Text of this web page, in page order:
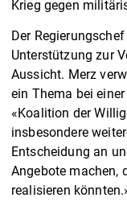
Krieg gegen
Der
Unterstützung zur
Aussicht. Merz
ein Thema bei
«Koalition der
insbesondere
Entscheidung an
Angebote machen,
realisieren